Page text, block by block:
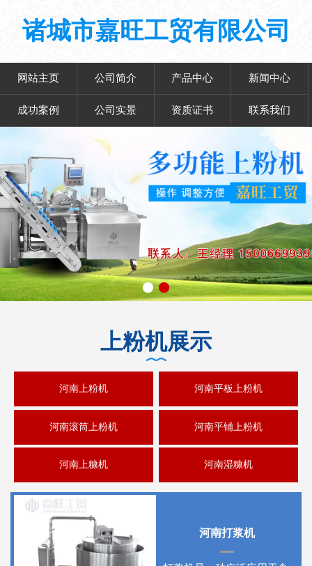
诸城市嘉旺工贸有限公司
网站主页 公司简介 产品中心 新闻中心
成功案例 公司实景 资质证书 联系我们
上粉机展示
河南上粉机 河南平板上粉机
河南滚筒上粉机 河南平铺上粉机
河南上糠机 河南湿糠机
河南打浆机